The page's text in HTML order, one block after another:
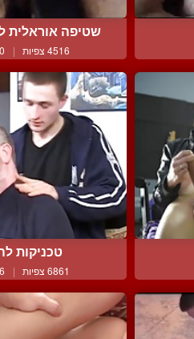
שטיפה אוראלית
4516 צפיות | 0 המלצות
טכניקות
6861 צפיות | 6 המלצות